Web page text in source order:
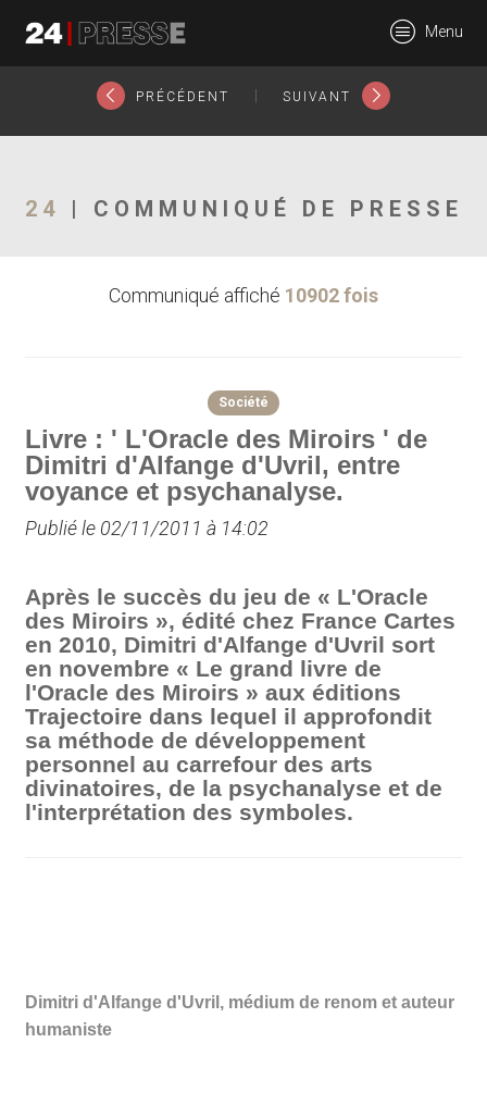
24Presse -
Communiqués de
Menu
PRÉCÉDENT SUIVANT
24 | COMMUNIQUÉ DE PRESSE
Communiqué affiché 10902 fois
Société
Livre : ' L'Oracle des Miroirs ' de
Dimitri d'Alfange d'Uvril, entre
voyance et psychanalyse.
Publié le 02/11/2011 à 14:02
Après le succès du jeu de « L'Oracle
des Miroirs », édité chez France Cartes
en 2010, Dimitri d'Alfange d'Uvril sort
en novembre « Le grand livre de
l'Oracle des Miroirs » aux éditions
Trajectoire dans lequel il approfondit
sa méthode de développement
personnel au carrefour des arts
divinatoires, de la psychanalyse et de
l'interprétation des symboles.
Dimitri d'Alfange d'Uvril, médium de renom et auteur
humaniste